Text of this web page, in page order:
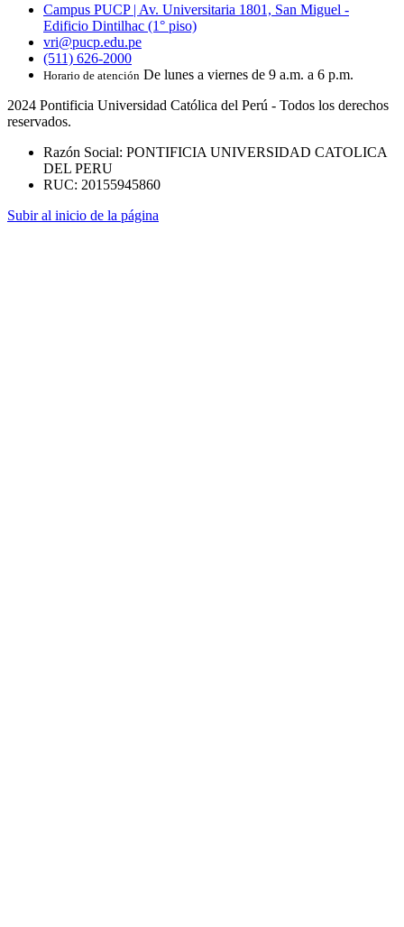
Campus PUCP | Av. Universitaria 1801, San Miguel -
Edificio Dintilhac (1° piso)
vri@pucp.edu.pe
(511) 626-2000
Horario de atención De lunes a viernes de 9 a.m. a 6 p.m.
2024 Pontificia Universidad Católica del Perú - Todos los derechos
reservados.
Razón Social: PONTIFICIA UNIVERSIDAD CATOLICA
DEL PERU
RUC: 20155945860
Subir al inicio de la página